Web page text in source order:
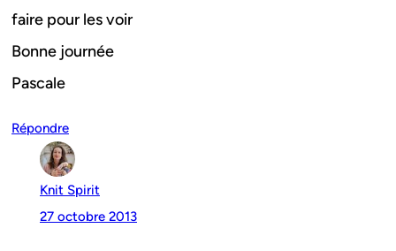
faire pour les voir
Bonne journée
Pascale
Répondre
Knit Spirit
27 octobre 2013